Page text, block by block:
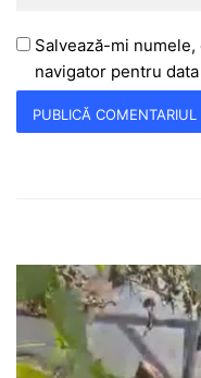
Salvează-mi
navigator pentru